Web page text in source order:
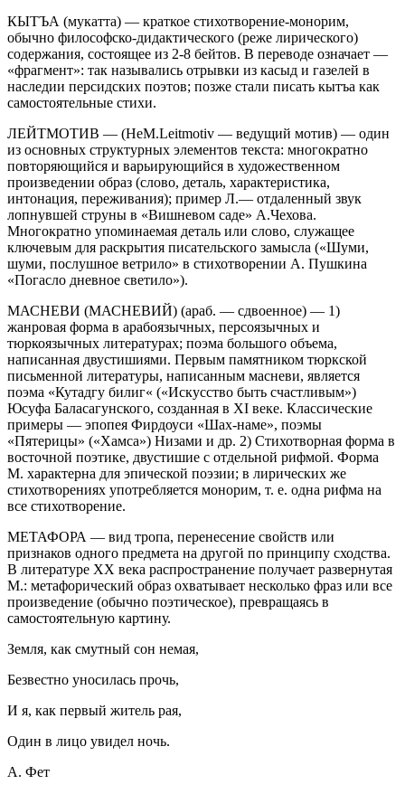
КЫТЪА (мукатта) — краткое стихотворение-монорим,
обычно философско-дидактического (реже лирического)
содержания, состоящее из 2-8 бейтов. В переводе означает —
«фрагмент»: так назывались отрывки из касыд и газелей в
наследии персидских поэтов; позже стали писать кытъа как
самостоятельные стихи.
ЛЕЙТМОТИВ — (HeM.Leitmotiv — ведущий мотив) — один
из основных структурных элементов текста: многократно
повторяющийся и варьирующийся в художественном
произведении образ (слово, деталь, характеристика,
интонация, переживания); пример Л.— отдаленный звук
лопнувшей струны в «Вишневом саде» А.Чехова.
Многократно упоминаемая деталь или слово, служащее
ключевым для раскрытия писательского замысла («Шуми,
шуми, послушное ветрило» в стихотворении А. Пушкина
«Погасло дневное светило»).
МАСНЕВИ (МАСНЕВИЙ) (араб. — сдвоенное) — 1)
жанровая форма в арабоязычных, персоязычных и
тюркоязычных литературах; поэма большого объема,
написанная двустишиями. Первым памятником тюркской
письменной литературы, написанным масневи, является
поэма «Кутадгу билиг« («Искусство быть счастливым»)
Юсуфа Баласагунского, созданная в XI веке. Классические
примеры — эпопея Фирдоуси «Шах-наме», поэмы
«Пятерицы» («Хамса») Низами и др. 2) Стихотворная форма в
восточной поэтике, двустишие с отдельной рифмой. Форма
М. характерна для эпической поэзии; в лирических же
стихотворениях употребляется монорим, т. е. одна рифма на
все стихотворение.
МЕТАФОРА — вид тропа, перенесение свойств или
признаков одного предмета на другой по принципу сходства.
В литературе XX века распространение получает развернутая
М.: метафорический образ охватывает несколько фраз или все
произведение (обычно поэтическое), превращаясь в
самостоятельную картину.
Земля, как смутный сон немая,
Безвестно уносилась прочь,
И я, как первый житель рая,
Один в лицо увидел ночь.
А. Фет